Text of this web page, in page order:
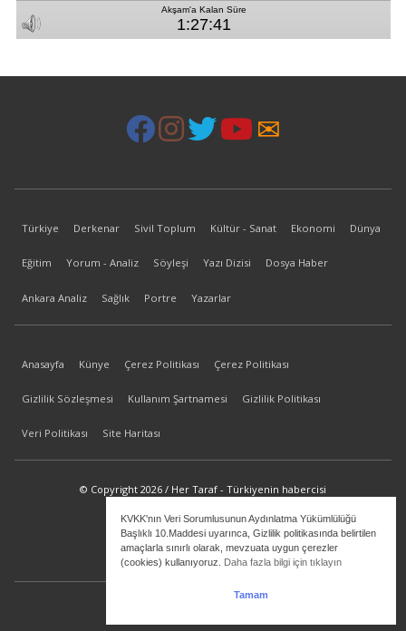
KVKK'nın Veri Sorumlusunun Aydınlatma Yükümlülüğü
Başlıklı 10.Maddesi uyarınca, Gizlilik politikasında belirtilen
amaçlarla sınırlı olarak, mevzuata uygun çerezler
(cookies) kullanıyoruz. Daha fazla bilgi için tıklayın
Tamam
Türkiye Derkenar Sivil Toplum Kültür - Sanat Ekonomi Dünya
Eğitim Yorum - Analiz Söyleşi Yazı Dizisi Dosya Haber
Ankara Analiz Sağlık Portre Yazarlar
Anasayfa Künye Çerez Politikası Çerez Politikası
Gizlilik Sözleşmesi Kullanım Şartnamesi Gizlilik Politikası
Veri Politikası Site Haritası
© Copyright 2026 / Her Taraf - Türkiyenin habercisi
bilgi@hertaraf.com